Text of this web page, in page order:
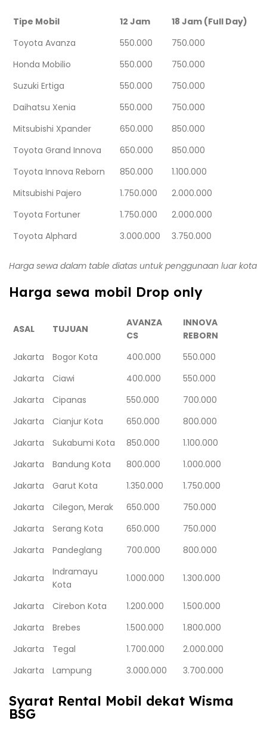
Tipe Mobil 12 Jam
18 Jam (Full Day)
Toyota Avanza
550.000
750.000
Honda Mobilio
550.000
750.000
Suzuki Ertiga
550.000
750.000
Daihatsu Xenia
550.000
750.000
Mitsubishi Xpander
650.000
850.000
Toyota Grand Innova
650.000
850.000
Toyota Innova Reborn
850.000
1.100.000
Mitsubishi Pajero
1.750.000
2.000.000
Toyota Fortuner
1.750.000
2.000.000
Toyota Alphard
3.000.000 3.750.000
Harga sewa dalam table diatas untuk penggunaan luar kota
Harga sewa mobil Drop only
ASAL TUJUAN
AVANZA
CS
INNOVA
REBORN
Jakarta
Bogor Kota 400.000
550.000
Jakarta
Ciawi 400.000
550.000
Jakarta
Cipanas 550.000
700.000
Jakarta
Cianjur Kota 650.000
800.000
Jakarta
Sukabumi Kota 850.000
1.100.000
Jakarta
Bandung Kota 800.000
1.000.000
Jakarta
Garut Kota 1.350.000
1.750.000
Jakarta
Cilegon, Merak 650.000
750.000
Jakarta
Serang Kota 650.000
750.000
Jakarta
Pandeglang 700.000 800.000
Jakarta
Indramayu
Kota
1.000.000 1.300.000
Jakarta Cirebon Kota 1.200.000
1.500.000
Jakarta
Brebes 1.500.000
1.800.000
Jakarta
Tegal 1.700.000
2.000.000
Jakarta
Lampung 3.000.000 3.700.000
Syarat Rental Mobil dekat Wisma
BSG